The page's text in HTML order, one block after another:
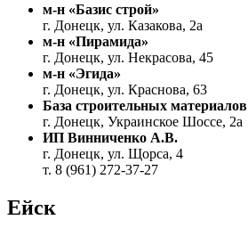
м-н «Базис строй»
г. Донецк, ул. Казакова, 2а
м-н «Пирамида»
г. Донецк, ул. Некрасова, 45
м-н «Эгида»
г. Донецк, ул. Краснова, 63
База строительных материалов
г. Донецк, Украинское Шоссе, 2а
ИП Винниченко А.В.
г. Донецк, ул. Щорса, 4
т. 8 (961) 272-37-27
Ейск